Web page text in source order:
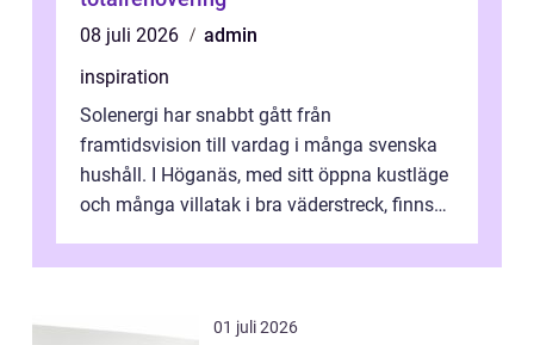
08 juli 2026
admin
inspiration
Solenergi har snabbt gått från
framtidsvision till vardag i många svenska
hushåll. I Höganäs, med sitt öppna kustläge
och många villatak i bra väderstreck, finns
01 juli 2026